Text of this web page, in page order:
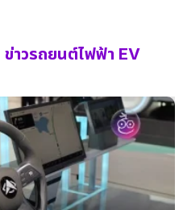
ข่าวรถยนต์ไฟฟ้า EV